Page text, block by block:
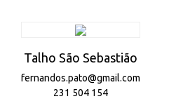
Talho São Sebastião
fernandos.pato@gmail.com
231 504 154